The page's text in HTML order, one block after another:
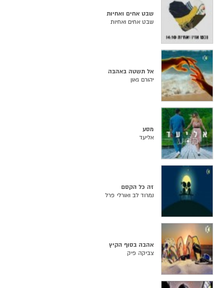
שבט אחים ואחיות
שבט אחים ואחיות
אל תשטה באהבה
יהורם גאון
מסע
אליעד
זה כל הקסם
נמרוד לב ואורלי פרל
אהבה בסוף הקיץ
צביקה פיק